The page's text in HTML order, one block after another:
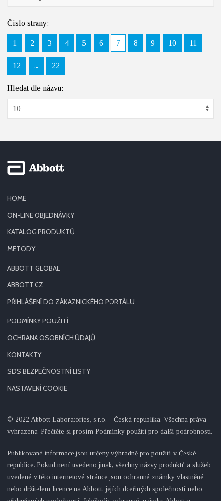
Číslo strany:
1 2 3 4 5 6 7 8 9 10 11
12 ... 22
Hledat dle názvu:
HOME
ON-LINE OBJEDNÁVKY
KATALOG PRODUKTŮ
METODY
ABBOTT GLOBAL
ABBOTT.CZ
PŘIHLÁŠENÍ DO ZÁKAZNICKÉHO PORTÁLU
PODMÍNKY POUŽITÍ
OCHRANA OSOBNÍCH ÚDAJŮ
KONTAKTY
SDS BEZPEČNOSTNÍ LISTY
NASTAVENÍ COOKIE
© 2022 Abbott Laboratories, s.r.o. – Česká republika. Všechna práva
vyhrazena. Přečtěte si prosím Podmínky použití pro další podrobnosti.
Publikované informace jsou určeny výhradně pro použití v České
republice. Pokud není uvedeno jinak, všechny názvy produktů a služeb
uvedené v této internetové stránce jsou ochranné známky vlastněné
nebo držitelem licence na Abbott, jejích dceřiných společností nebo